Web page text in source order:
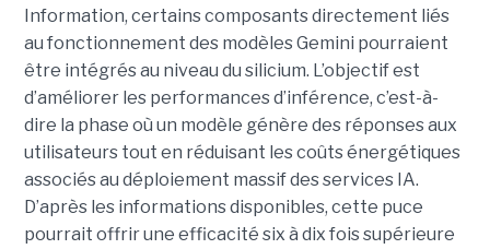
Information, certains composants directement liés
au fonctionnement des modèles Gemini pourraient
être intégrés au niveau du silicium. L’objectif est
d’améliorer les performances d’inférence, c’est-à-
dire la phase où un modèle génère des réponses aux
utilisateurs tout en réduisant les coûts énergétiques
associés au déploiement massif des services IA.
D’après les informations disponibles, cette puce
pourrait offrir une efficacité six à dix fois supérieure